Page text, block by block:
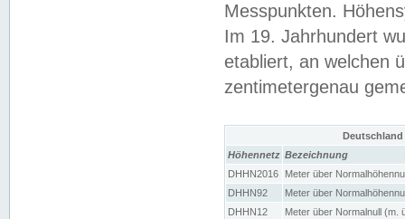
Messpunkten.
Im 19. Jahrhundert
etabliert, an welchen
zentimetergenau
Höhennetz Bezeichnung
DHHN2016
Meter über
DHHN92
Meter über
DHHN12
Meter über Normalnull (m.